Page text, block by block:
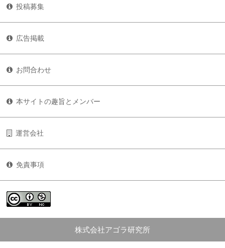
投稿募集
広告掲載
お問合わせ
本サイトの趣旨とメンバー
運営会社
免責事項
株式会社アゴラ研究所